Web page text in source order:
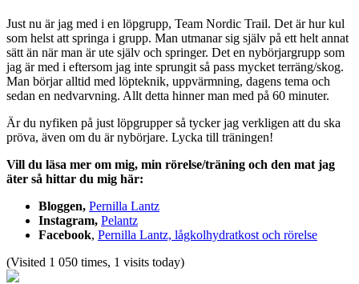
Just nu är jag med i en löpgrupp, Team Nordic Trail. Det är hur kul
som helst att springa i grupp. Man utmanar sig själv på ett helt annat
sätt än när man är ute själv och springer. Det en nybörjargrupp som
jag är med i eftersom jag inte sprungit så pass mycket terräng/skog.
Man börjar alltid med löpteknik, uppvärmning, dagens tema och
sedan en nedvarvning. Allt detta hinner man med på 60 minuter.
Är du nyfiken på just löpgrupper så tycker jag verkligen att du ska
pröva, även om du är nybörjare. Lycka till träningen!
Vill du läsa mer om mig, min rörelse/träning och den mat jag
äter så hittar du mig här:
Bloggen, Pernilla Lantz
Instagram, Pelantz
Facebook, Pernilla Lantz, lågkolhydratkost och rörelse
(Visited 1 050 times, 1 visits today)